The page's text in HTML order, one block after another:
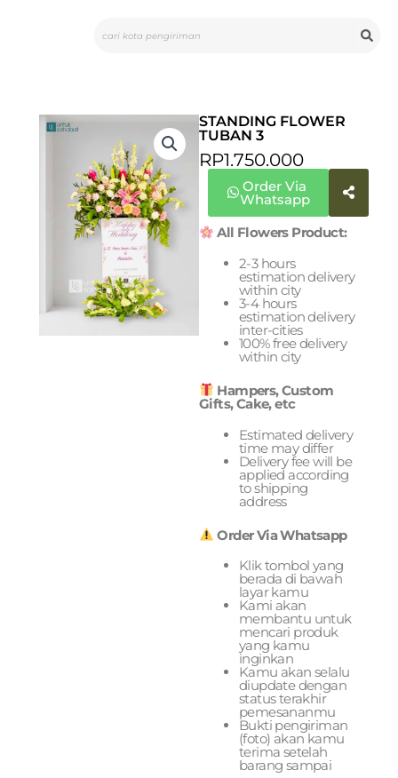
STANDING FLOWER
TUBAN 3
RP1.750.000
Order Via
Whatsapp
All Flowers Product:
2-3 hours
estimation delivery
within city
3-4 hours
estimation delivery
inter-cities
100% free delivery
within city
Hampers, Custom
Gifts, Cake, etc
Estimated delivery
time may differ
Delivery fee will be
applied according
to shipping
address
Order Via Whatsapp
Klik tombol yang
berada di bawah
layar kamu
Kami akan
membantu untuk
mencari produk
yang kamu
inginkan
Kamu akan selalu
diupdate dengan
status terakhir
pemesananmu
Bukti pengiriman
(foto) akan kamu
terima setelah
barang sampai